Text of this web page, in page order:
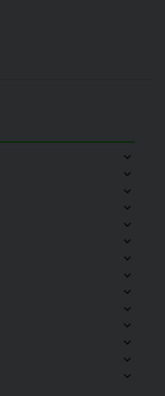
⌄
⌄
⌄
⌄
⌄
⌄
⌄
⌄
⌄
⌄
⌄
⌄
⌄
⌄